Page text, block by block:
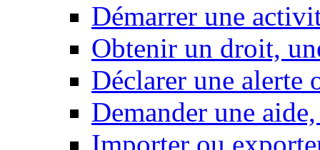
Démarrer une
Obtenir un droit,
Déclarer une alerte
Demander une